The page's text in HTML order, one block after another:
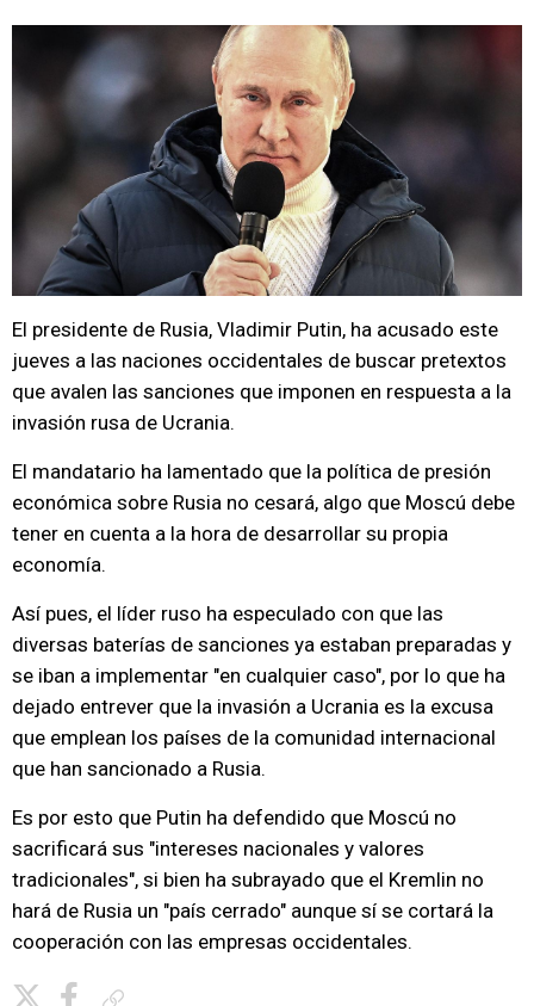
El presidente de Rusia, Vladimir Putin, ha acusado este
jueves a las naciones occidentales de buscar pretextos
que avalen las sanciones que imponen en respuesta a la
invasión rusa de Ucrania.
El mandatario ha lamentado que la política de presión
económica sobre Rusia no cesará, algo que Moscú debe
tener en cuenta a la hora de desarrollar su propia
economía.
Así pues, el líder ruso ha especulado con que las
diversas baterías de sanciones ya estaban preparadas y
se iban a implementar "en cualquier caso", por lo que ha
dejado entrever que la invasión a Ucrania es la excusa
que emplean los países de la comunidad internacional
que han sancionado a Rusia.
Es por esto que Putin ha defendido que Moscú no
sacrificará sus "intereses nacionales y valores
tradicionales", si bien ha subrayado que el Kremlin no
hará de Rusia un "país cerrado" aunque sí se cortará la
cooperación con las empresas occidentales.